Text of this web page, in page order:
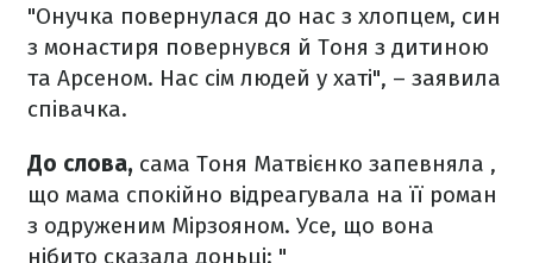
"Онучка повернулася до нас з хлопцем, син
з монастиря повернувся й Тоня з дитиною
та Арсеном. Нас сім людей у хаті", – заявила
співачка.
До слова, сама Тоня Матвієнко запевняла ,
що мама спокійно відреагувала на її роман
з одруженим Мірзояном. Усе, що вона
нібито сказала доньці: "